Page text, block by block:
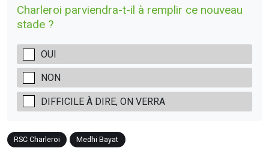
Charleroi parviendra-t-il à remplir ce nouveau
stade ?
OUI
NON
DIFFICILE À DIRE, ON VERRA
RSC Charleroi Medhi Bayat